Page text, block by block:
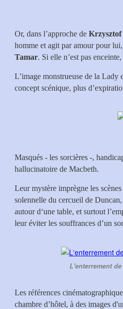
Or, dans l’approche de
homme et agit par amour pour lui,
Tamar. Si elle n’est pas
L’image monstrueuse de la Lady
concept scénique, plus
Masqués - les sorcières -,
hallucinatoire de Macbeth.
Leur mystère imprègne les
solennelle du cercueil de
autour d‘une table, et surtout
leur éviter les souffrances d’un
L'enterrement
Les références
chambre d’hôtel, à des images